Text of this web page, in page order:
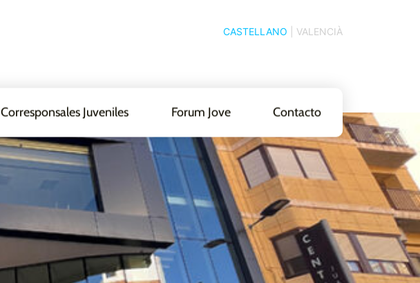
CASTELLANO VALENCIÀ
Corresponsales Juveniles Forum Jove Contacto